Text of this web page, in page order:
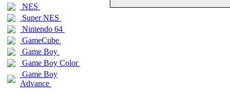
NES
Super NES
Nintendo 64
GameCube
Game Boy
Game Boy Color
Game Boy
Advance